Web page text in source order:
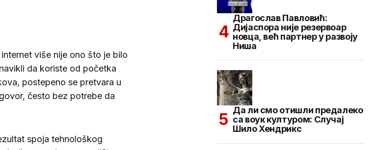
više nije ono što je bilo
da koriste od početka
postepeno se pretvara u
često bez potrebe da
spoja tehnološkog
Драгослав Павловић:
Дијаспора није резервоар
новца, већ партнер у развоју
Ниша
Да ли смо отишли предалеко
са воук културом: Случај
Шило Хендрикс